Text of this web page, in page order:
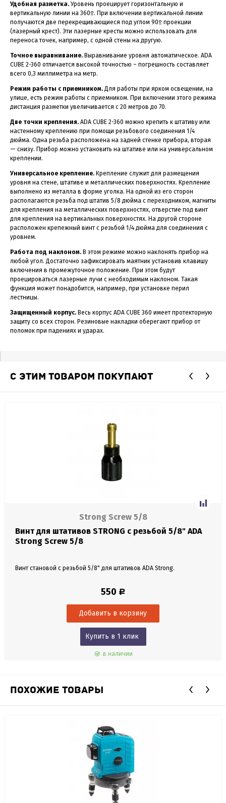
Удобная разметка. Уровень проецирует горизонтальную и
вертикальную линии на 360º. При включении вертикальной линии
получаются две перекрещивающиеся под углом 90º проекции
(лазерный крест). Эти лазерные кресты можно использовать для
переноса точек, например, с одной стены на другую.
Точное выравнивание. Выравнивание уровня автоматическое. ADA
CUBE 2-360 отличается высокой точностью – погрешность составляет
всего 0,3 миллиметра на метр.
Режим работы с приемником. Для работы при ярком освещении, на
улице, есть режим работы с приемником. При включении этого режима
дистанция разметки увеличивается с 20 метров до 70.
Две точки крепления. ADA CUBE 2-360 можно крепить к штативу или
настенному креплению при помощи резьбового соединения 1/4
дюйма. Одна резьба расположена на задней стенке прибора, вторая
— снизу. Прибор можно установить на штативе или на универсальном
креплении.
Универсальное крепление. Крепление служит для размещения
уровня на стене, штативе и металлических поверхностях. Крепление
выполнено из металла в форме уголка. На одной из его сторон
располагаются резьба под штатив 5/8 дюйма с переходником, магниты
для крепления на металлических поверхностях, отверстие под винт
для крепления на вертикальных поверхностях. На другой стороне
расположен крепежный винт с резьбой 1/4 дюйма для соединения с
уровнем.
Работа под наклоном. В этом режиме можно наклонять прибор на
любой угол. Достаточно зафиксировать маятник установив клавишу
включения в промежуточное положение. При этом будут
проецироваться лазерные лучи с необходимым наклоном. Такая
функция может понадобится, например, при установке перил
лестницы.
Защищенный корпус. Весь корпус ADA CUBE 360 имеет протекторную
защиту со всех сторон. Резиновые накладки оберегают прибор от
поломок при падениях и ударах.
С ЭТИМ ТОВАРОМ ПОКУПАЮТ
Strong Screw 5/8
Винт для штативов STRONG с резьбой 5/8" ADA
Strong Screw 5/8
Винт становой с резьбой 5/8" для штативов ADA Strong.
550 Р
Купить в 1 клик
в наличии
ПОХОЖИЕ ТОВАРЫ